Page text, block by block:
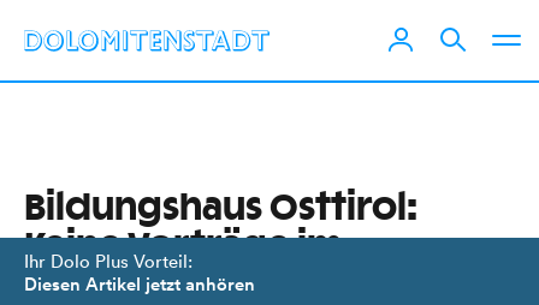
Ihr Dolo Plus Vorteil:
Diesen Artikel jetzt anhören
Bildungshaus Osttirol:
Keine Vorträge im
November